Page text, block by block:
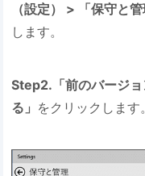
（設定） > 「保守と
します。
Step2.「前のバージ
る」 をクリックします。